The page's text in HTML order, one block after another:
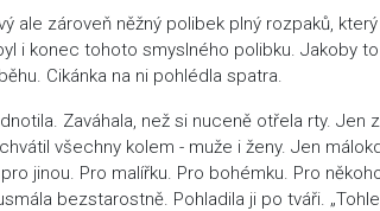
ale zároveň něžný polibek plný rozpaků,
i konec tohoto smyslného polibku. Jakoby
Cikánka na ni pohlédla spatra.
Zaváhala, než si nuceně otřela rty.
všechny kolem - muže i ženy. Jen
jinou. Pro malířku. Pro bohémku. Pro
bezstarostně. Pohladila ji po tváři.